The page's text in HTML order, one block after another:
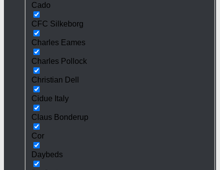
Cado
CFC Silkeborg
Charles Eames
Charles Pollock
Christian Dell
Cidue Italy
Claus Bonderup
Cor
Daybeds